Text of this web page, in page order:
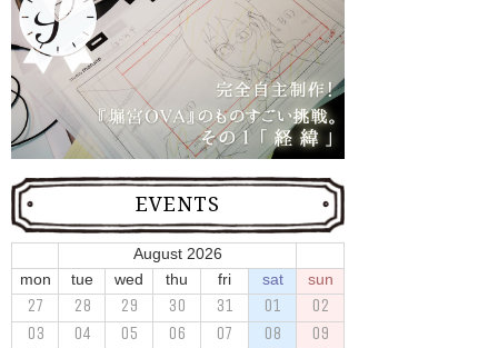
EVENTS
August 2026
mon
tue wed thu fri sat sun
27 28 29 30 31 01
02
03
04 05 06 07 08
09